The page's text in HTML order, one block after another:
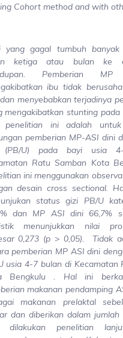
Cohort method and with
yang gagal tumbuh
ketiga atau bulan ke
Pemberian
ibu tidak
menyebabkan terjadinya
mengakibatkan stunting pada
penelitian ini adalah untuk
pemberian MP-ASI dini
(PB/U) pada bayi usia
Ratu Samban Kota
ini menggunakan
desain cross sectional.
status gizi PB/U
dan MP ASI dini 66,7%
menunjukkan nilai
0,273 (p > 0,05). Tidak
pemberian MP ASI dini
usia4-7 bulan di Kecamatan
Bengkulu. Hal ini
makanan pendamping
makanan prelaktal
dan diberikan dalam jumlah
dilakukan penelitian